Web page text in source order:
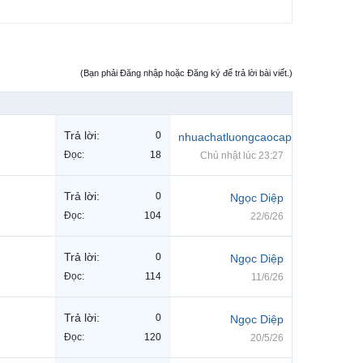
(Bạn phải Đăng nhập hoặc Đăng ký để trả lời bài viết.)
Trả lời:
0
Đọc:
18
nhuachatluongcaocap
Chủ nhật lúc 23:27
Trả lời:
0
Đọc:
104
Ngọc Diệp
22/6/26
Trả lời:
0
Đọc:
114
Ngọc Diệp
11/6/26
Trả lời:
0
Đọc:
120
Ngọc Diệp
20/5/26